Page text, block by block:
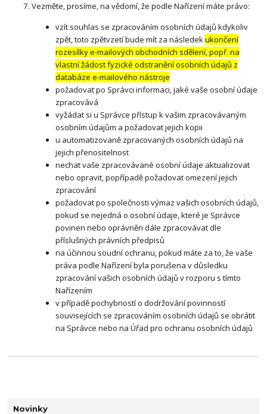
Novinky
Vezměte, prosíme, na vědomí, že podle Nařízení máte právo:
vzít souhlas se zpracováním osobních údajů kdykoliv
zpět, toto zpětvzetí bude mít za následekukončení
rozesílky e-mailových obchodních sdělení, popř. na
vlastní žádost fyzické odstranění osobních údajů z
databáze e-mailového nástroje
požadovat po Správci informaci, jaké vaše osobní údaje
zpracovává
vyžádat si u Správce přístup k vašim zpracovávaným
osobním údajům a požadovat jejich kopii
u automatizovaně zpracovaných osobních údajů na
jejich přenositelnost
nechat vaše zpracovávané osobní údaje aktualizovat
nebo opravit, popřípadě požadovat omezení jejich
zpracování
požadovat po společnosti výmaz vašich osobních údajů,
pokud se nejedná o osobní údaje, které je Správce
povinen nebo oprávněn dále zpracovávat dle
příslušných právních předpisů
na účinnou soudní ochranu, pokud máte za to, že vaše
práva podle Nařízení byla porušena v důsledku
zpracování vašich osobních údajů v rozporu s tímto
Nařízením
v případě pochybností o dodržování povinností
souvisejících se zpracováním osobních údajů se obrátit
na Správce nebo na Úřad pro ochranu osobních údajů